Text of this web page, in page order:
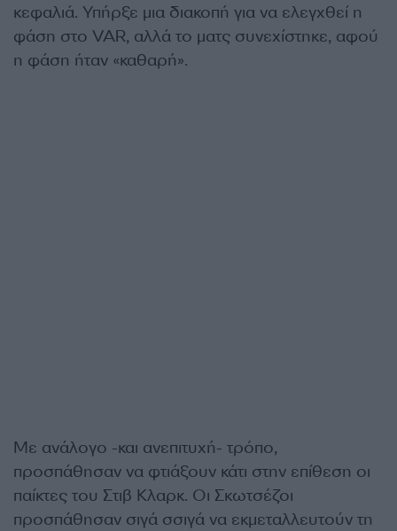
κεφαλιά. Υπήρξε μια διακοπή για να ελεγχθεί η
φάση στο VAR, αλλά το ματς συνεχίστηκε, αφού
η φάση ήταν «καθαρή».
Με ανάλογο -και ανεπιτυχή- τρόπο,
προσπάθησαν να φτιάξουν κάτι στην επίθεση οι
παίκτες του Στιβ Κλαρκ. Οι Σκωτσέζοι
προσπάθησαν σιγά σσιγά να εκμεταλλευτούν τη